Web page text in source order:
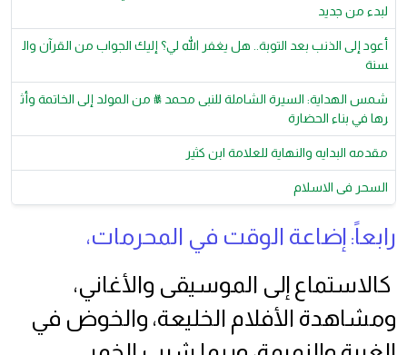
لبدء من جديد
أعود إلى الذنب بعد التوبة.. هل يغفر الله لي؟ إليك الجواب من القرآن وال
سنة
شمس الهداية: السيرة الشاملة للنبى محمد ﷺ من المولد إلى الخاتمة وأث
رها في بناء الحضارة
مقدمه البدايه والنهاية للعلامة ابن كثير
السحر فى الاسلام
رابعاً: إضاعة الوقت في المحرمات،
كالاستماع إلى الموسيقى والأغاني،
ومشاهدة الأفلام الخليعة، والخوض في